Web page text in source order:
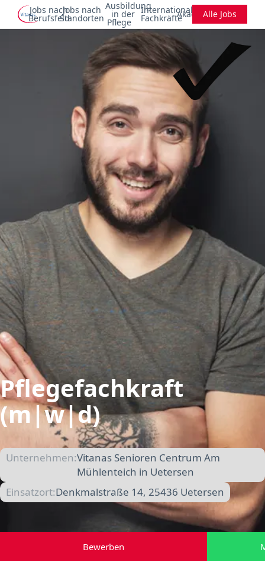
Jobs nach
Berufsfeld
Jobs nach
Standorten
Ausbildung
in der
Pflege
Internationale
FachkräfteAkademieAlle Jobs
Pflegefachkraft
(m|w|d)
Unternehmen:Vitanas Senioren Centrum Am
Mühlenteich in Uetersen
Einsatzort:Denkmalstraße 14, 25436 Uetersen
Bewerben